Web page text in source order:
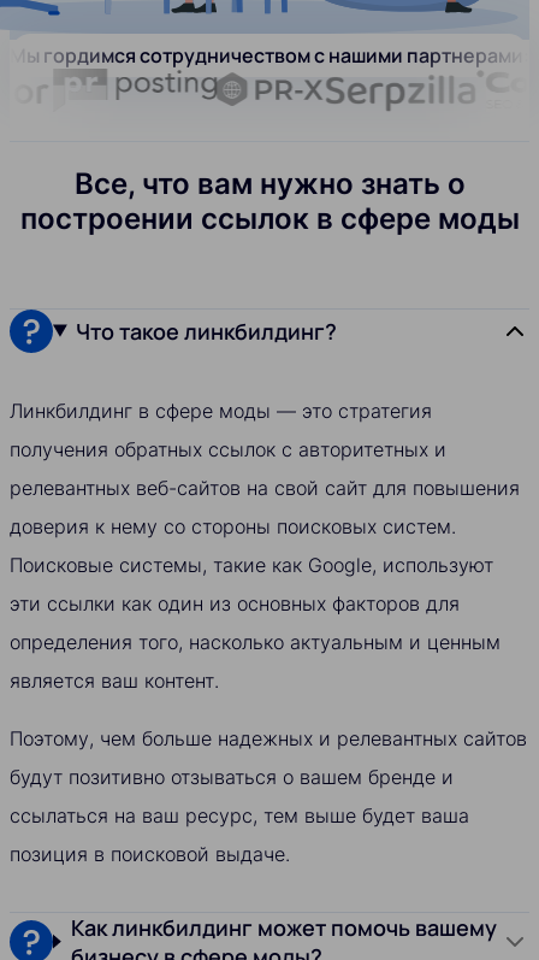
Мы гордимся сотрудничеством с нашими партнерами:
Все, что вам нужно знать о
построении ссылок в сфере моды
Что такое линкбилдинг?
Линкбилдинг в сфере моды — это стратегия
получения обратных ссылок с авторитетных и
релевантных веб-сайтов на свой сайт для повышения
доверия к нему со стороны поисковых систем.
Поисковые системы, такие как Google, используют
эти ссылки как один из основных факторов для
определения того, насколько актуальным и ценным
является ваш контент.
Поэтому, чем больше надежных и релевантных сайтов
будут позитивно отзываться о вашем бренде и
ссылаться на ваш ресурс, тем выше будет ваша
позиция в поисковой выдаче.
Как линкбилдинг может помочь вашему